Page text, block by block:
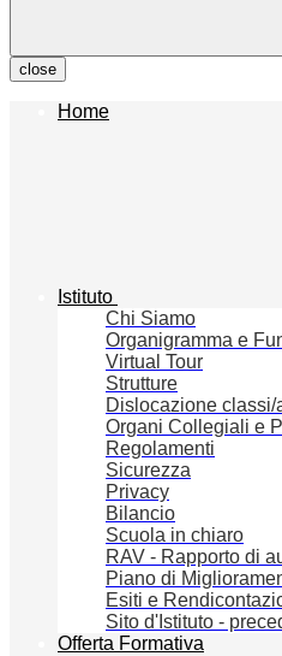
close
Home
Istituto
Chi Siamo
Organigramma e
Virtual Tour
Strutture
Dislocazione classi/
Organi Collegiali e
Regolamenti
Sicurezza
Privacy
Bilancio
Scuola in chiaro
RAV - Rapporto di
Piano di
Esiti e
Sito d'Istituto -
Offerta Formativa